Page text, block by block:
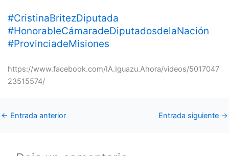
#CristinaBritezDiputada
#HonorableCámaradeDiputadosdelaNación
#ProvinciadeMisiones
https://www.facebook.com/IA.Iguazu.Ahora/videos/5017047
23515574/
← Entrada anterior Entrada siguiente →